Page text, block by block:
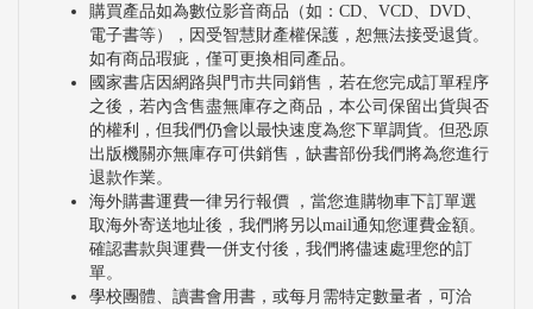
購買產品如為數位影音商品（如：CD、VCD、DVD、
電子書等），因受智慧財產權保護，恕無法接受退貨。
如有商品瑕疵，僅可更換相同產品。
國家書店因網路與門市共同銷售，若在您完成訂單程序
之後，若內含售盡無庫存之商品，本公司保留出貨與否
的權利，但我們仍會以最快速度為您下單調貨。但恐原
出版機關亦無庫存可供銷售，缺書部份我們將為您進行
退款作業。
海外購書運費一律另行報價 ，當您進購物車下訂單選
取海外寄送地址後，我們將另以mail通知您運費金額。
確認書款與運費一併支付後，我們將儘速處理您的訂
單。
學校團體、讀書會用書，或每月需特定數量者，可洽